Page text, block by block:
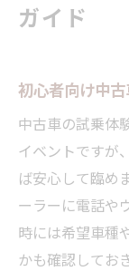
ガイド
初心者向け中
中古車の試乗体
イベントですが
ば安心して臨め
ーラーに電話や
時には希望車種
かも確認してお